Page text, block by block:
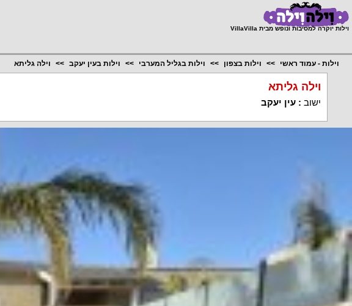
וילות יוקרה למסיבות ונופש מבית VillaVilla
וילות - עמוד ראשי וילות בצפון וילות בגליל המערבי וילות בעין יעקב וילה גליתא
וילה גליתא
ישוב :עין יעקב